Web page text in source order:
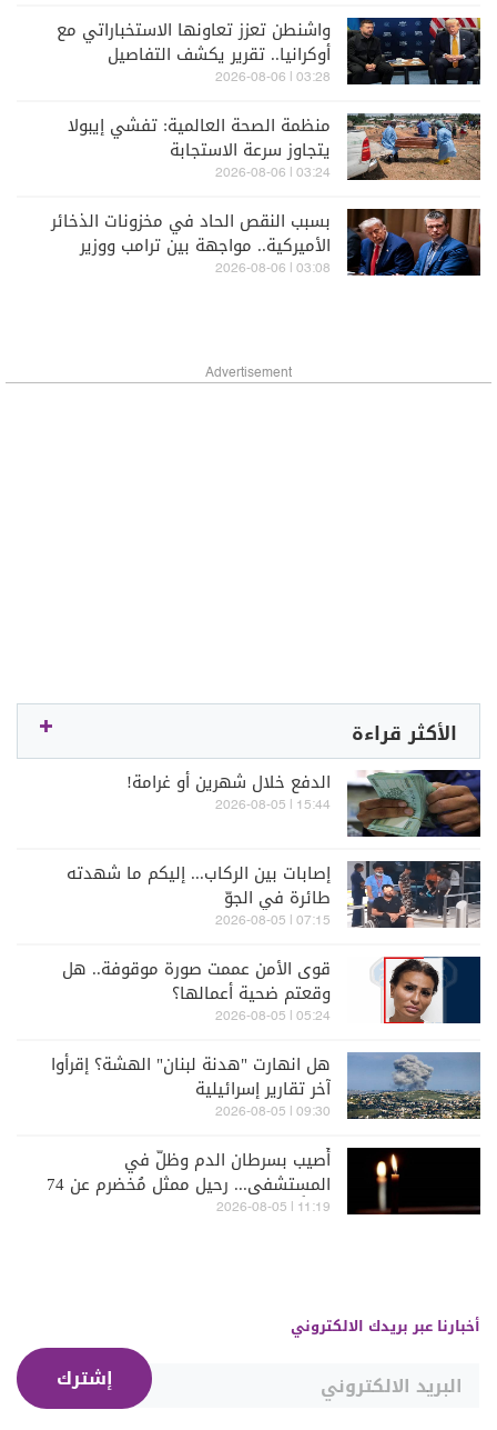
واشنطن تعزز تعاونها الاستخباراتي مع
أوكرانيا.. تقرير يكشف التفاصيل
03:28 | 2026-08-06
منظمة الصحة العالمية: تفشي إيبولا
يتجاوز سرعة الاستجابة
03:24 | 2026-08-06
بسبب النقص الحاد في مخزونات الذخائر
الأميركية.. مواجهة بين ترامب ووزير
دفاعه
03:08 | 2026-08-06
Advertisement
الأكثر قراءة
الدفع خلال شهرين أو غرامة!
15:44 | 2026-08-05
إصابات بين الركاب... إليكم ما شهدته
طائرة في الجوّ
07:15 | 2026-08-05
قوى الأمن عممت صورة موقوفة.. هل
وقعتم ضحية أعمالها؟
05:24 | 2026-08-05
هل انهارت "هدنة لبنان" الهشة؟ إقرأوا
آخر تقارير إسرائيلية
09:30 | 2026-08-05
أُصيب بسرطان الدم وظلّ في
المستشفى... رحيل ممثل مُخضرم عن 74
عاماً
11:19 | 2026-08-05
أخبارنا عبر بريدك الالكتروني
إشترك